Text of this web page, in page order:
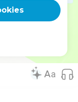
pour le